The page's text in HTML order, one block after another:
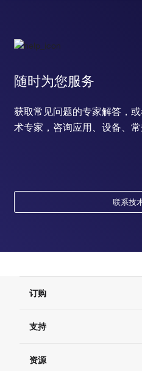
随时为您服务
获取常见问题的专家解答，
术专家，咨询应用、设备、常
联系技
订购
订单支持
现货供应中心
支持
联系我们 - 400 820 8982
资源